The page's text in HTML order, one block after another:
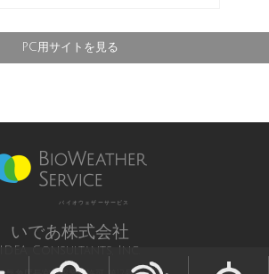
PC用サイトを見る
バイオウェザーサービス
いであ株式会社
IDEA Consultants, Inc.